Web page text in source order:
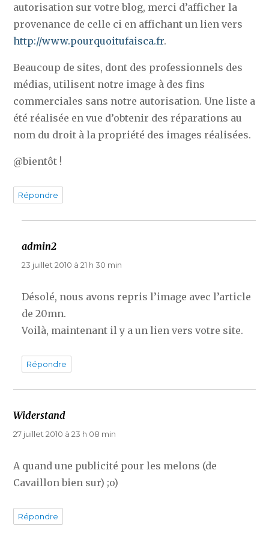
autorisation sur votre blog, merci d’afficher la
provenance de celle ci en affichant un lien vers
http://www.pourquoitufaisca.fr.
Beaucoup de sites, dont des professionnels des
médias, utilisent notre image à des fins
commerciales sans notre autorisation. Une liste a
été réalisée en vue d’obtenir des réparations au
nom du droit à la propriété des images réalisées.
@bientôt !
Répondre
admin2
23 juillet 2010 à 21 h 30 min
Désolé, nous avons repris l’image avec l’article
de 20mn.
Voilà, maintenant il y a un lien vers votre site.
Répondre
Widerstand
27 juillet 2010 à 23 h 08 min
A quand une publicité pour les melons (de
Cavaillon bien sur) ;o)
Répondre